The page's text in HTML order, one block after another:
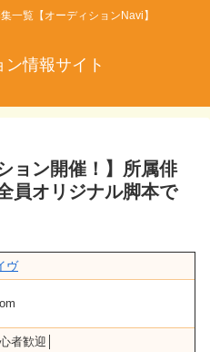
一覧【オーディションNavi】
情報サイト
ョン開催！】所属俳
オリジナル脚本で
ヴ
者歓迎│